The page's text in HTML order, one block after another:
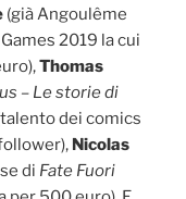
(già Angoulême
2019 la cui
Thomas
– Le storie di
dei comics
Nicolas
di Fate Fuori